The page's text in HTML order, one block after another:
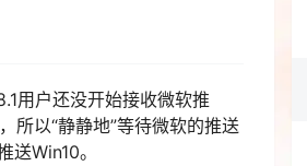
用户还没开始接收微软推
所以“静静地”等待微软的推送
Win10。